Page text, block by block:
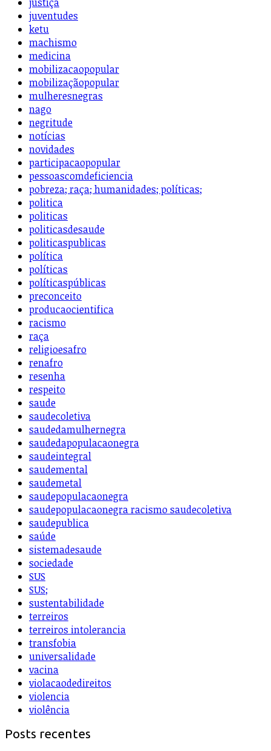
juventudes
ketu
machismo
medicina
mobilizacaopopular
mobilizaçãopopular
mulheresnegras
nago
negritude
notícias
novidades
participacaopopular
pessoascomdeficiencia
pobreza; raça; humanidades; políticas;
politica
politicas
politicasdesaude
politicaspublicas
política
políticas
políticaspúblicas
preconceito
producaocientifica
racismo
raça
religioesafro
renafro
resenha
respeito
saude
saudecoletiva
saudedamulhernegra
saudedapopulacaonegra
saudeintegral
saudemental
saudemetal
saudepopulacaonegra
saudepopulacaonegra racismo saudecoletiva
saudepublica
saúde
sistemadesaude
sociedade
SUS
SUS;
sustentabilidade
terreiros
terreiros intolerancia
transfobia
universalidade
vacina
violacaodedireitos
violencia
violência
Posts recentes